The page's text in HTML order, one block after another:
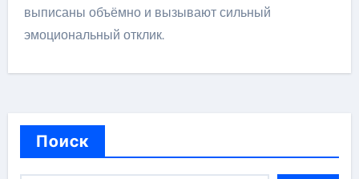
выписаны объёмно и вызывают сильный
эмоциональный отклик.
Поиск